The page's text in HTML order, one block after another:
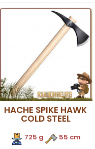
volumineuse et très
performante, idéale pour
votre campement Bushcraft
nature
HACHE SPIKE HAWK
COLD STEEL
725 g . 55 cm